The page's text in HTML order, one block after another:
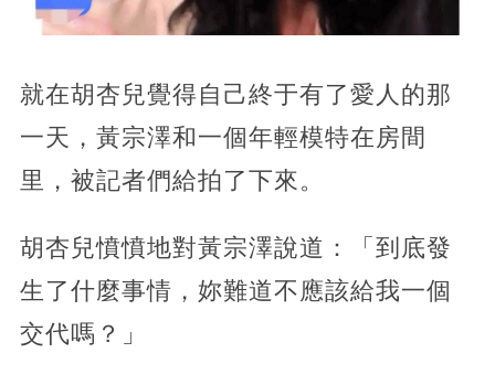
就在胡杏兒覺得自己終于有了愛人的那
一天，黃宗澤和一個年輕模特在房間
里，被記者們給拍了下來。
胡杏兒憤憤地對黃宗澤說道：「到底發
生了什麼事情，妳難道不應該給我一個
交代嗎？」